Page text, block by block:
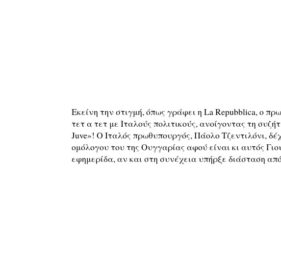
Εκείνη την στιγμή, όπως γράφει η La Repubblica, ο
τετ α τετ με Ιταλούς πολιτικούς, ανοίγοντας τη
Juve»! Ο Ιταλός πρωθυπουργός, Πάολο Τζεντιλόνι,
ομόλογου του της Ουγγαρίας αφού είναι κι αυτός
εφημερίδα, αν και στη συνέχεια υπήρξε διάσταση